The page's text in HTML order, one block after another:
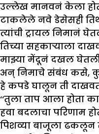
उल्लेख मानवनं केला
टाकलेले नवे डेसेसही
त्यांची ट्रायल निमानं
तिच्या सहकाऱ्याला
माझ्या मेंदूनं दखल
अन् निमाचे संबंध कसे,
हे कपडे घालून ती दाखवत
‘‘तुला ताप आला होता
हवा बदलाचा परिणाम
पिशव्या बाजूला ढकलून